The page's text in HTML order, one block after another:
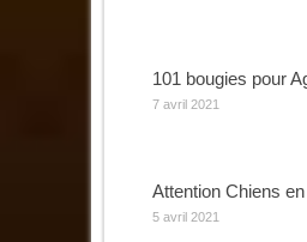
101 bougies pour
7 avril 2021
Attention Chiens
5 avril 2021